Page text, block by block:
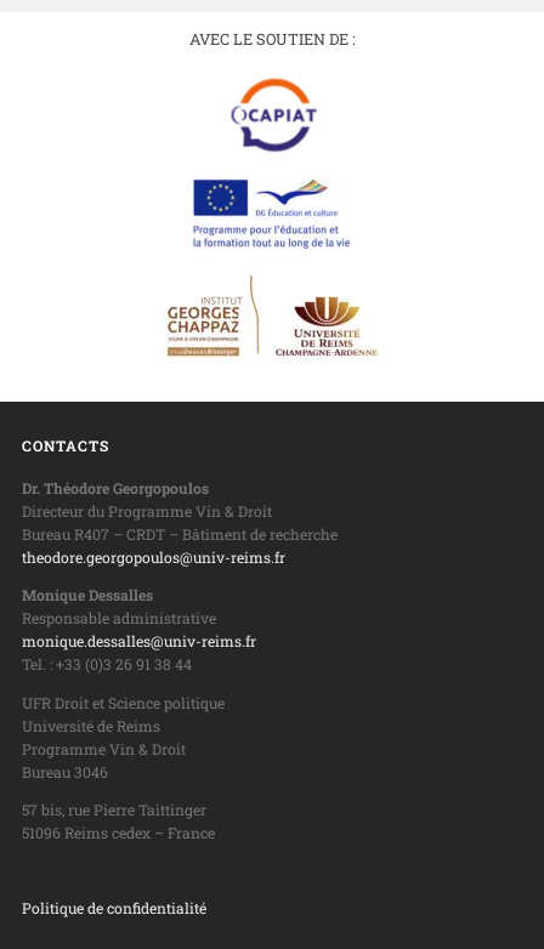
AVEC LE SOUTIEN DE :
CONTACTS
Dr. Théodore Georgopoulos
Directeur du Programme Vin & Droit
Bureau R407 – CRDT – Bâtiment de recherche
theodore.georgopoulos@univ-reims.fr
Monique Dessalles
Responsable administrative
monique.dessalles@univ-reims.fr
Tel. : +33 (0)3 26 91 38 44
UFR Droit et Science politique
Université de Reims
Programme Vin & Droit
Bureau 3046
57 bis, rue Pierre Taittinger
51096 Reims cedex – France
Politique de confidentialité